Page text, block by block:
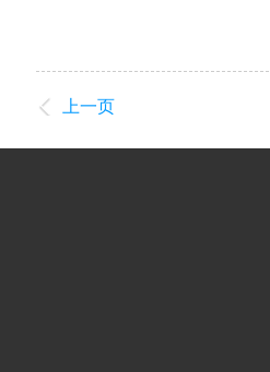
上一页